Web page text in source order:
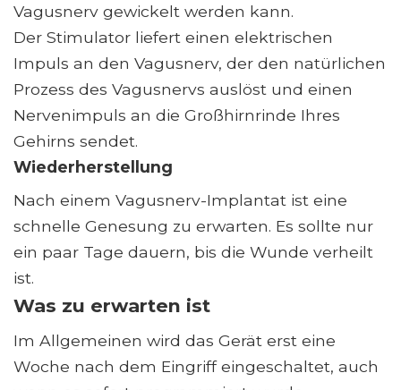
Vagusnerv gewickelt werden kann.
Der Stimulator liefert einen elektrischen
Impuls an den Vagusnerv, der den natürlichen
Prozess des Vagusnervs auslöst und einen
Nervenimpuls an die Großhirnrinde Ihres
Gehirns sendet.
Wiederherstellung
Nach einem Vagusnerv-Implantat ist eine
schnelle Genesung zu erwarten. Es sollte nur
ein paar Tage dauern, bis die Wunde verheilt
ist.
Was zu erwarten ist
Im Allgemeinen wird das Gerät erst eine
Woche nach dem Eingriff eingeschaltet, auch